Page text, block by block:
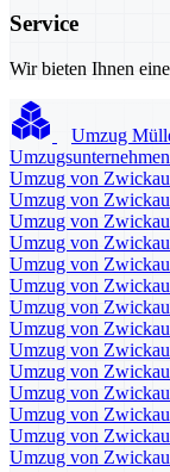
Service
Wir bieten Ihnen
Umzug
Umzug von
Umzug von
Umzug von
Umzug von
Umzug von
Umzug von
Umzug von
Umzug von
Umzug von
Umzug von Zwickau
Umzug von
Umzug von
Umzug von
Umzug von